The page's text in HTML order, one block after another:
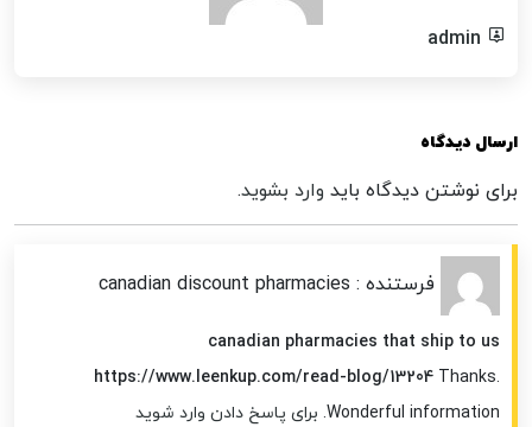
admin
ارسال دیدگاه
برای نوشتن دیدگاه بایدوارد بشوید.
فرستنده : canadian discount pharmacies
canadian pharmacies that ship to us
https://www.leenkup.com/read-blog/13204Thanks.
Wonderful information. برای پاسخ دادن وارد شوید